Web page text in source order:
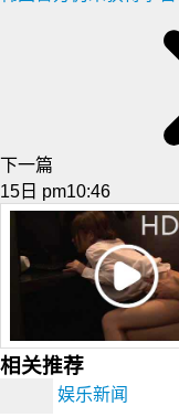
下一篇
15日 pm10:46
相关推荐
娱乐新闻